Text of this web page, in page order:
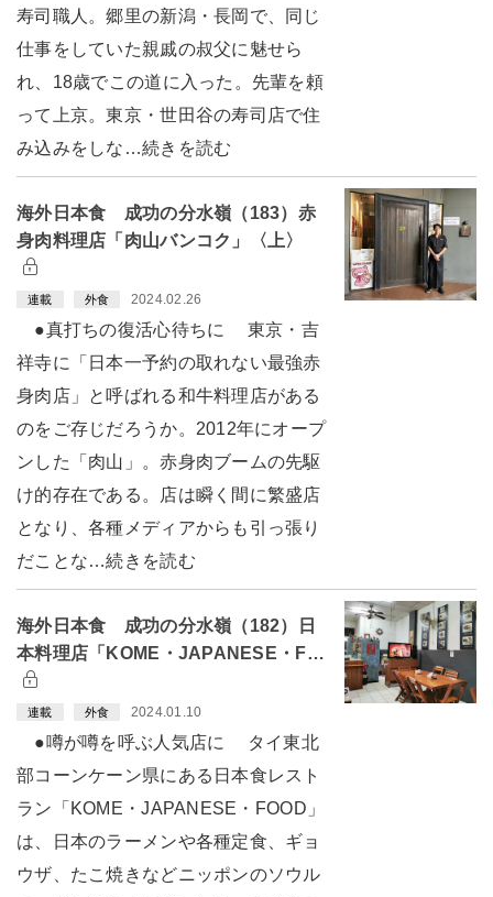
寿司職人。郷里の新潟・長岡で、同じ
仕事をしていた親戚の叔父に魅せら
れ、18歳でこの道に入った。先輩を頼
って上京。東京・世田谷の寿司店で住
み込みをしな…続きを読む
海外日本食 成功の分水嶺（183）赤
身肉料理店「肉山バンコク」〈上〉
連載 外食 2024.02.26
●真打ちの復活心待ちに 東京・吉
祥寺に「日本一予約の取れない最強赤
身肉店」と呼ばれる和牛料理店がある
のをご存じだろうか。2012年にオープ
ンした「肉山」。赤身肉ブームの先駆
け的存在である。店は瞬く間に繁盛店
となり、各種メディアからも引っ張り
だことな…続きを読む
海外日本食 成功の分水嶺（182）日
本料理店「KOME・JAPANESE・F…
連載 外食 2024.01.10
●噂が噂を呼ぶ人気店に タイ東北
部コーンケーン県にある日本食レスト
ラン「KOME・JAPANESE・FOOD」
は、日本のラーメンや各種定食、ギョ
ウザ、たこ焼きなどニッポンのソウル